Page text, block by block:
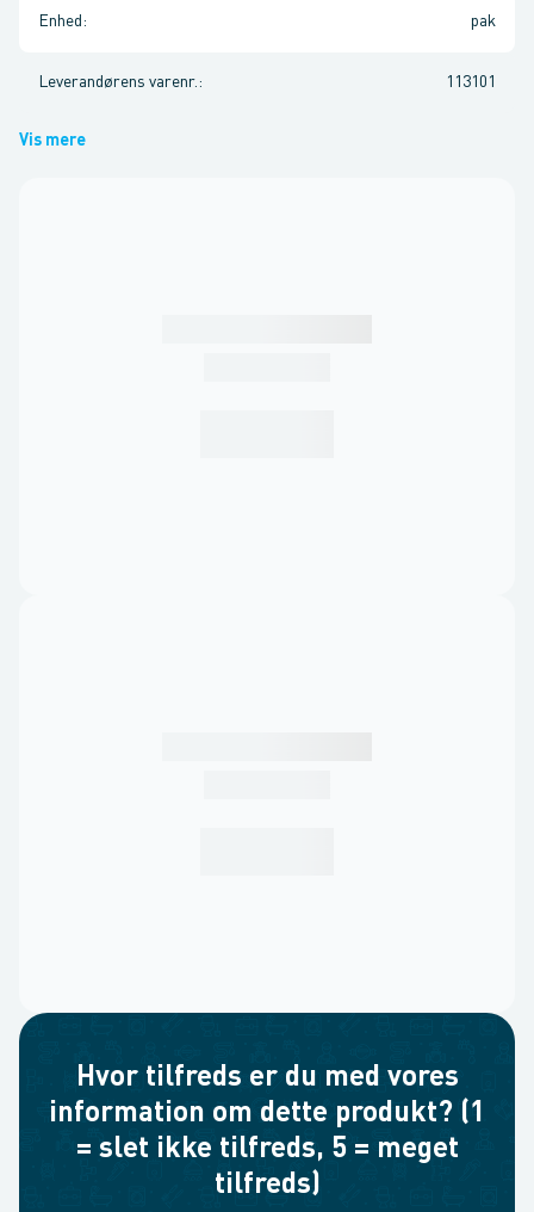
Enhed : pak
Leverandørens varenr. : 113101
Vis mere
Hvor tilfreds er du med vores
information om dette produkt? (1
= slet ikke tilfreds, 5 = meget
tilfreds)